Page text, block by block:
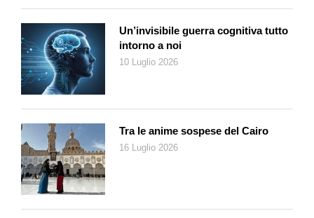
Un’invisibile guerra cognitiva tutto
intorno a noi
10 Luglio 2026
Tra le anime sospese del Cairo
16 Luglio 2026